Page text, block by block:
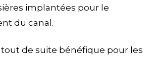
implantées pour le
du canal.
tout de suite bénéfique pour les